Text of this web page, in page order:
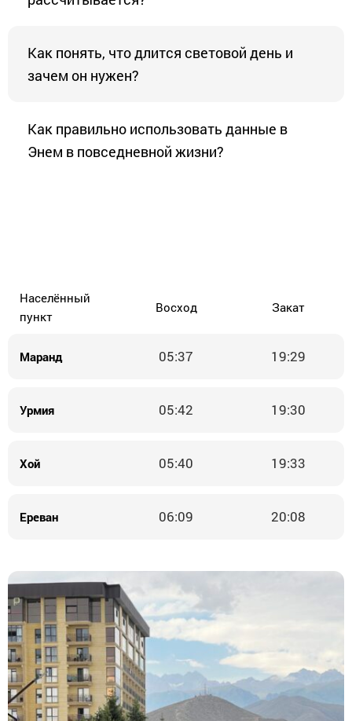
Как понять, что длится световой день и
зачем он нужен?
Как правильно использовать данные в
Энем в повседневной жизни?
Населённый
пункт
Восход Закат
Маранд 05:37 19:29
Урмия 05:42 19:30
Хой 05:40 19:33
Ереван 06:09 20:08